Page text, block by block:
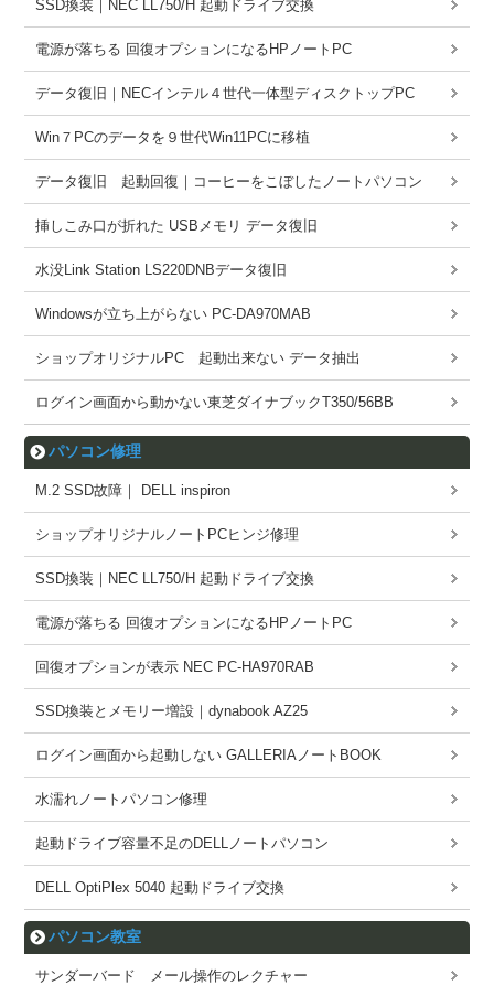
SSD換装｜NEC LL750/H 起動ドライブ交換
電源が落ちる 回復オプションになるHPノートPC
データ復旧｜NECインテル４世代一体型ディスクトップPC
Win７PCのデータを９世代Win11PCに移植
データ復旧 起動回復｜コーヒーをこぼしたノートパソコン
挿しこみ口が折れた USBメモリ データ復旧
水没Link Station LS220DNBデータ復旧
Windowsが立ち上がらない PC-DA970MAB
ショップオリジナルPC 起動出来ない データ抽出
ログイン画面から動かない東芝ダイナブックT350/56BB
パソコン修理
M.2 SSD故障｜ DELL inspiron
ショップオリジナルノートPCヒンジ修理
SSD換装｜NEC LL750/H 起動ドライブ交換
電源が落ちる 回復オプションになるHPノートPC
回復オプションが表示 NEC PC-HA970RAB
SSD換装とメモリー増設｜dynabook AZ25
ログイン画面から起動しない GALLERIAノートBOOK
水濡れノートパソコン修理
起動ドライブ容量不足のDELLノートパソコン
DELL OptiPlex 5040 起動ドライブ交換
パソコン教室
サンダーバード メール操作のレクチャー